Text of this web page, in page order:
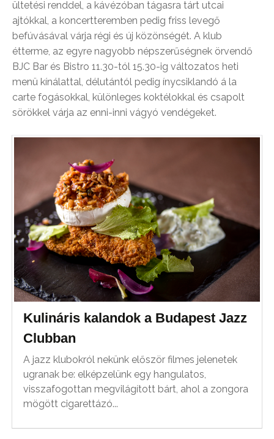
ültetési renddel, a kávézóban tágasra tárt utcai
ajtókkal, a koncertteremben pedig friss levegő
befúvásával várja régi és új közönségét. A klub
étterme, az egyre nagyobb népszerűségnek örvendő
BJC Bar és Bistro 11.30-tól 15.30-ig változatos heti
menü kínálattal, délutántól pedig ínycsiklandó á la
carte fogásokkal, különleges koktélokkal és csapolt
sörökkel várja az enni-inni vágyó vendégeket.
Kulináris kalandok a Budapest Jazz
Clubban
A jazz klubokról nekünk először filmes jelenetek
ugranak be: elképzelünk egy hangulatos,
visszafogottan megvilágított bárt, ahol a zongora
mögött cigarettázó...